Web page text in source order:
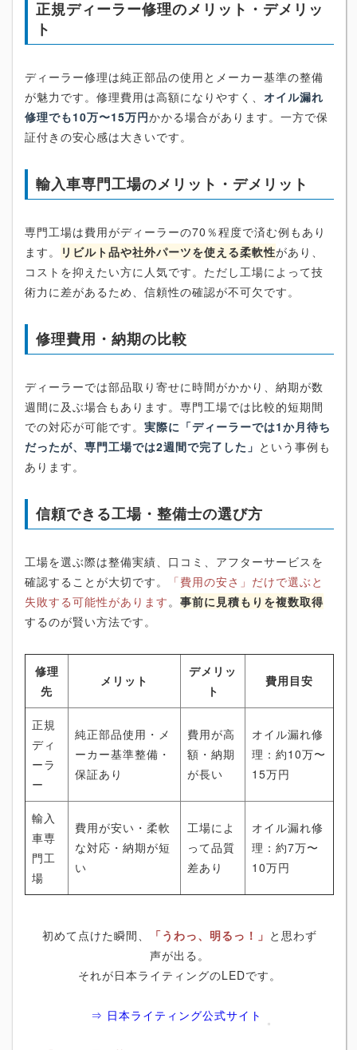
正規ディーラー修理のメリット・デメリッ
ト
ディーラー修理は純正部品の使用とメーカー基準の整備
が魅力です。修理費用は高額になりやすく、 オイル漏れ
修理でも10万〜15万円かかる場合があります。一方で保
証付きの安心感は大きいです。
輸入車専門工場のメリット・デメリット
専門工場は費用がディーラーの70％程度で済む例もあり
ます。
リビルト品や社外パーツを使える柔軟性があり、
コストを抑えたい方に人気です。ただし工場によって技
術力に差があるため、信頼性の確認が不可欠です。
修理費用・納期の比較
ディーラーでは部品取り寄せに時間がかかり、納期が数
週間に及ぶ場合もあります。専門工場では比較的短期間
での対応が可能です。 実際に「ディーラーでは1か月待ち
だったが、専門工場では2週間で完了した」 という事例も
あります。
信頼できる工場・整備士の選び方
工場を選ぶ際は整備実績、口コミ、アフターサービスを
確認することが大切です。
「費用の安さ」だけで選ぶと
失敗する可能性があります 。 事前に見積もりを複数取得
するのが賢い方法です。
修理
先
メリット
デメリッ
ト
費用目安
正規
ディ
ーラ
ー
純正部品使用・メ
ーカー基準整備・
保証あり
費用が高
額・納期
が長い
オイル漏れ修
理：約10万〜
15万円
輸入
車専
門工
場
費用が安い・柔軟
な対応・納期が短
い
工場によ
って品質
差あり
オイル漏れ修
理：約7万〜
10万円
初めて点けた瞬間、 「うわっ、明るっ！」 と思わず
声が出る。
それが日本ライティングのLEDです。
⇒ 日本ライティング公式サイト